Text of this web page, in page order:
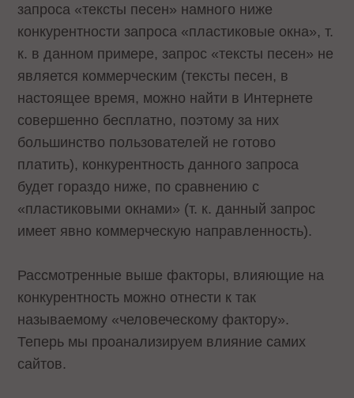
запроса «тексты песен» намного ниже
конкурентности запроса «пластиковые окна», т.
к. в данном примере, запрос «тексты песен» не
является коммерческим (тексты песен, в
настоящее время, можно найти в Интернете
совершенно бесплатно, поэтому за них
большинство пользователей не готово
платить), конкурентность данного запроса
будет гораздо ниже, по сравнению с
«пластиковыми окнами» (т. к. данный запрос
имеет явно коммерческую направленность).
Рассмотренные выше факторы, влияющие на
конкурентность можно отнести к так
называемому «человеческому фактору».
Теперь мы проанализируем влияние самих
сайтов.